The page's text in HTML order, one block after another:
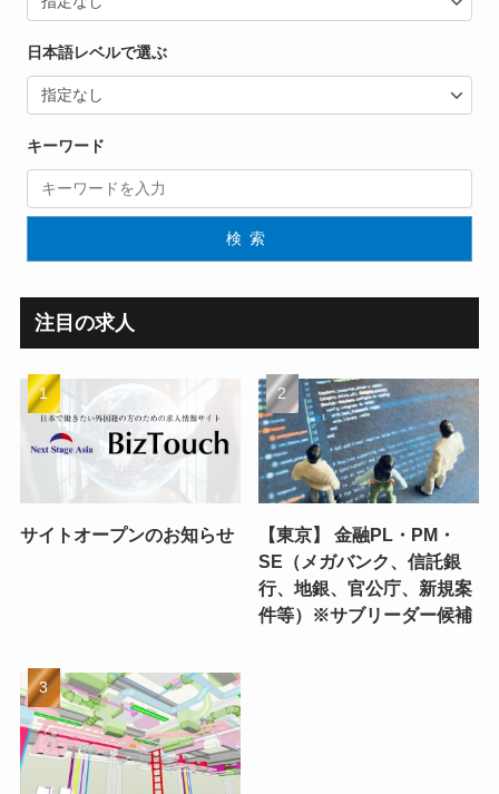
日本語レベルで選ぶ
キーワード
検索
注目の求人
サイトオープンのお知らせ
【東京】 金融PL・PM・
SE（メガバンク、信託銀
行、地銀、官公庁、新規案
件等）※サブリーダー候補